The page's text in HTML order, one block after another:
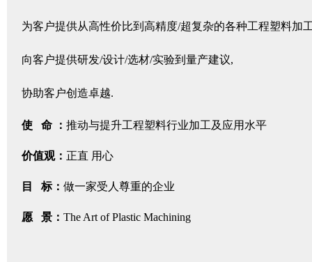
为客户提供从高性价比到高精度/超复杂的各种工程塑料加
向客户提供研发/设计/选材/实验到量产建议,
协助客户创造卓越.
使 命 ： 推动与提升工程塑料行业加工及应用水平
价值观： 正直 用心
目 标： 做一家受人尊重的企业
愿 景： The Art of Plastic Machining